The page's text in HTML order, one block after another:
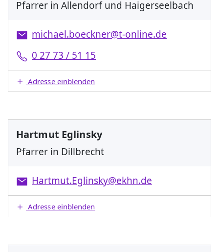
Pfarrer in Allendorf und Haigerseelbach
michael.boeckner@t-online.de
0 27 73 / 51 15
Adresse einblenden
Hartmut Eglinsky
Pfarrer in Dillbrecht
Hartmut.Eglinsky@ekhn.de
Adresse einblenden